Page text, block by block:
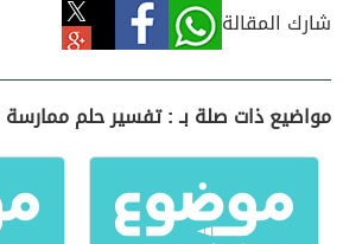
شارك المقالة
مواضيع ذات صلة بـ : تفسير حلم ممارسة